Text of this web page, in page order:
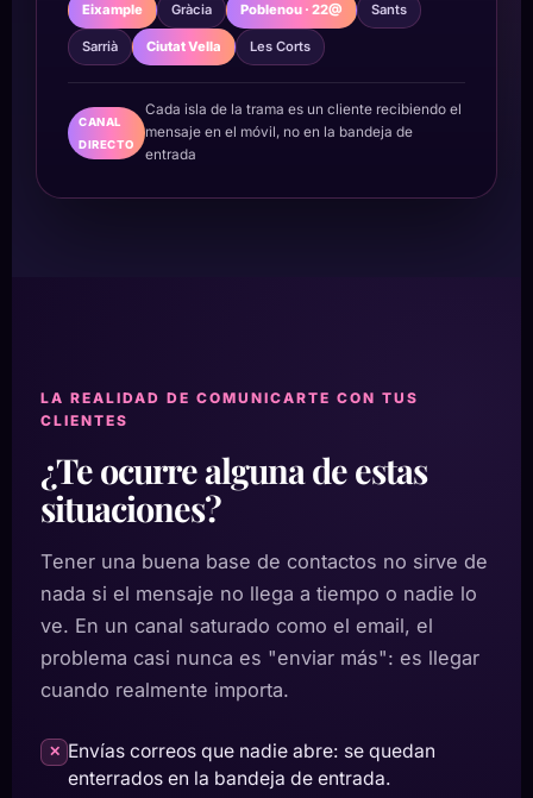
Eixample Gràcia Poblenou · 22@ Sants
Sarrià Ciutat Vella Les Corts
CANAL
DIRECTO
Cada isla de la trama es un cliente recibiendo el
mensaje en el móvil, no en la bandeja de
entrada
LA REALIDAD DE COMUNICARTE CON TUS
CLIENTES
¿Te ocurre alguna de estas
situaciones?
Tener una buena base de contactos no sirve de
nada si el mensaje no llega a tiempo o nadie lo
ve. En un canal saturado como el email, el
problema casi nunca es "enviar más": es llegar
cuando realmente importa.
✕ Envías correos que nadie abre: se quedan
enterrados en la bandeja de entrada.